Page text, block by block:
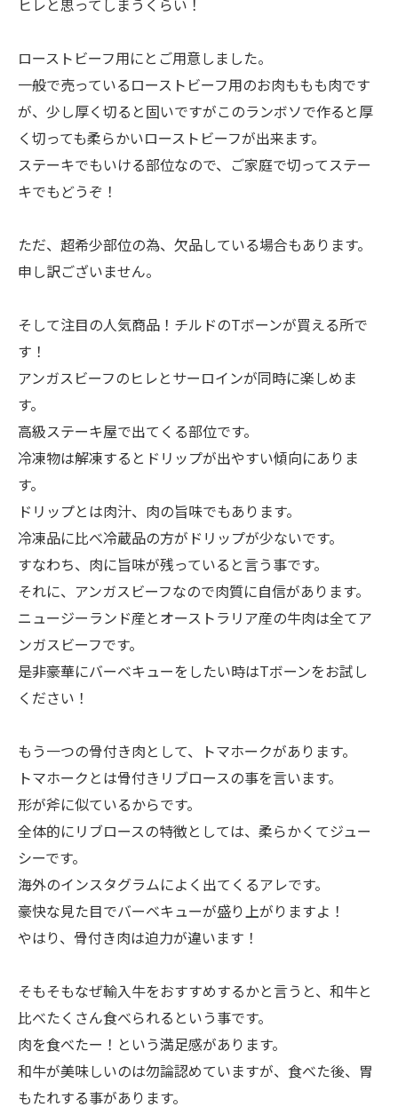
ヒレと思ってしまうくらい！
ローストビーフ用にとご用意しました。
一般で売っているローストビーフ用のお肉ももも肉です
が、少し厚く切ると固いですがこのランボソで作ると厚
く切っても柔らかいローストビーフが出来ます。
ステーキでもいける部位なので、ご家庭で切ってステー
キでもどうぞ！
ただ、超希少部位の為、欠品している場合もあります。
申し訳ございません。
そして注目の人気商品！チルドのTボーンが買える所で
す！
アンガスビーフのヒレとサーロインが同時に楽しめま
す。
高級ステーキ屋で出てくる部位です。
冷凍物は解凍するとドリップが出やすい傾向にありま
す。
ドリップとは肉汁、肉の旨味でもあります。
冷凍品に比べ冷蔵品の方がドリップが少ないです。
すなわち、肉に旨味が残っていると言う事です。
それに、アンガスビーフなので肉質に自信があります。
ニュージーランド産とオーストラリア産の牛肉は全てア
ンガスビーフです。
是非豪華にバーベキューをしたい時はTボーンをお試し
ください！
もう一つの骨付き肉として、トマホークがあります。
トマホークとは骨付きリブロースの事を言います。
形が斧に似ているからです。
全体的にリブロースの特徴としては、柔らかくてジュー
シーです。
海外のインスタグラムによく出てくるアレです。
豪快な見た目でバーベキューが盛り上がりますよ！
やはり、骨付き肉は迫力が違います！
そもそもなぜ輸入牛をおすすめするかと言うと、和牛と
比べたくさん食べられるという事です。
肉を食べたー！という満足感があります。
和牛が美味しいのは勿論認めていますが、食べた後、胃
もたれする事があります。